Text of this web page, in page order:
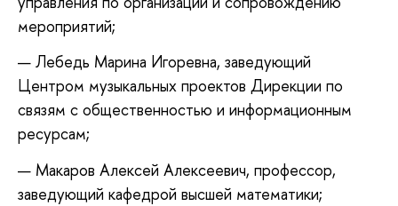
мероприятий;
Лебедь Марина Игоревна, заведующий
Центром музыкальных проектов Дирекции по
связям с общественностью и информационным
ресурсам;
Макаров Алексей Алексеевич, профессор,
заведующий кафедрой высшей математики;